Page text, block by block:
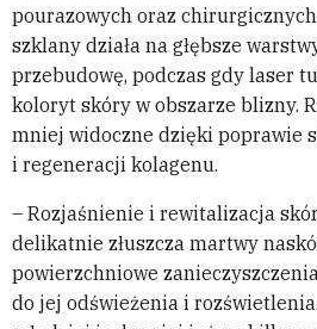
pourazowych oraz
szklany działa na głębsze
przebudowę, podczas gdy laser
koloryt skóry w obszarze blizny.
mniej widoczne dzięki poprawie
i regeneracji kolagenu.
– Rozjaśnienie i rewitalizacja
delikatnie złuszcza martwy
powierzchniowe
do jej odświeżenia i